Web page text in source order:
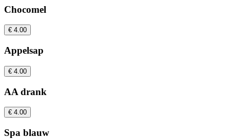
Chocomel
€ 4.00
Appelsap
€ 4.00
AA drank
€ 4.00
Spa blauw